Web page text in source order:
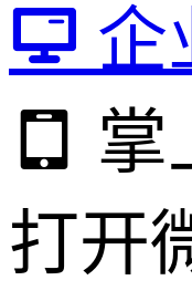
企
掌
打开